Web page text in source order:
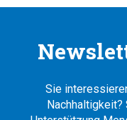
Sie
Nachhaltigkeit?